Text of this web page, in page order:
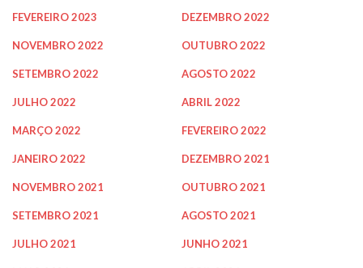
FEVEREIRO 2023 DEZEMBRO 2022
NOVEMBRO 2022 OUTUBRO 2022
SETEMBRO 2022 AGOSTO 2022
JULHO 2022 ABRIL 2022
MARÇO 2022 FEVEREIRO 2022
JANEIRO 2022 DEZEMBRO 2021
NOVEMBRO 2021 OUTUBRO 2021
SETEMBRO 2021 AGOSTO 2021
JULHO 2021 JUNHO 2021